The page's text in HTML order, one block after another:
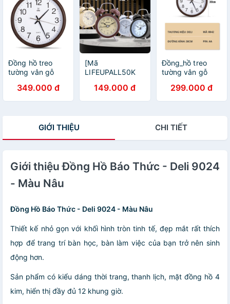
Đồng hồ treo
tường vân gỗ
8842 - Kèm móc
treo
349.000 đ
[Mã
LIFEUPALL50K
200K] Đồng hồ
báo thức có
149.000 đ
Đồng_hồ treo
tường vân gỗ
30cm - 8842,
không tiếng ồn,
(sỉ/lẻ)
299.000 đ
GIỚI THIỆU CHI TIẾT
Giới thiệu Đồng Hồ Báo Thức - Deli 9024
- Màu Nâu
Đồng Hồ Báo Thức - Deli 9024 - Màu Nâu
Thiết kế nhỏ gọn với khối hình tròn tinh tế, đẹp mắt rất thích
hợp để trang trí bàn học, bàn làm việc của bạn trở nên sinh
động hơn.
Sản phẩm có kiểu dáng thời trang, thanh lịch, mặt đồng hồ 4
kim, hiển thị đầy đủ 12 khung giờ.